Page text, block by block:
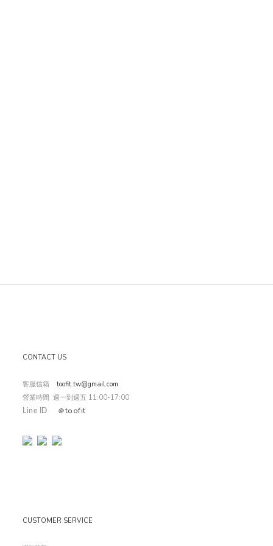
CONTACT US
客服信箱 toofit.tw@gmail.com
營業時間 週一到週五 11:00-17:00
Line ID ＠toofit
CUSTOMER SERVICE